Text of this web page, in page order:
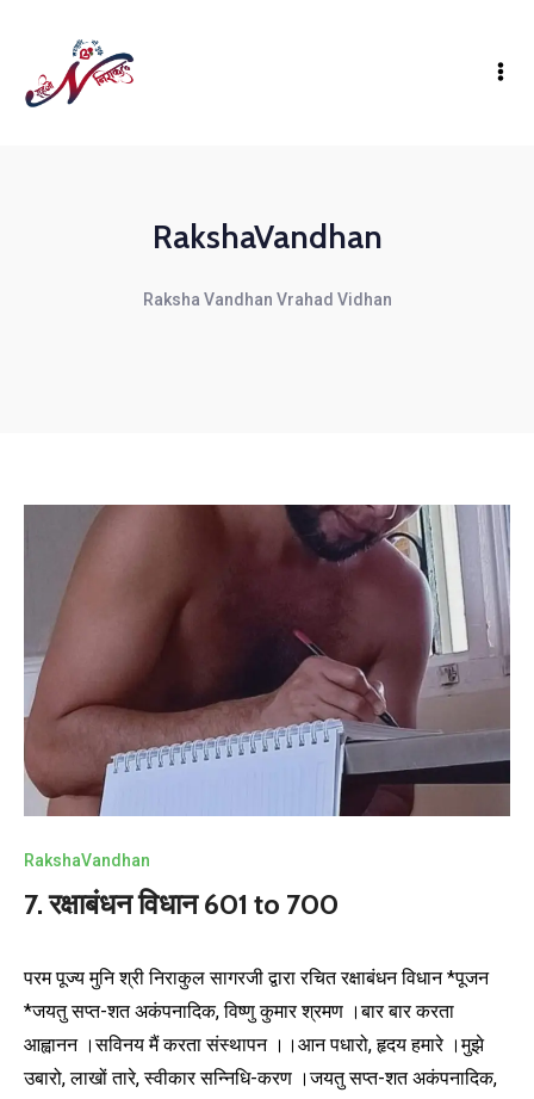
RakshaVandhan
Raksha Vandhan Vrahad Vidhan
RakshaVandhan
7. रक्षाबंधन विधान 601 to 700
परम पूज्य मुनि श्री निराकुल सागरजी द्वारा रचित रक्षाबंधन विधान *पूजन
*जयतु सप्त-शत अकंपनादिक, विष्णु कुमार श्रमण ।बार बार करता
आह्वानन ।सविनय मैं करता संस्थापन ।।आन पधारो, हृदय हमारे ।मुझे
उबारो, लाखों तारे, स्वीकार सन्निधि-करण ।जयतु सप्त-शत अकंपनादिक,